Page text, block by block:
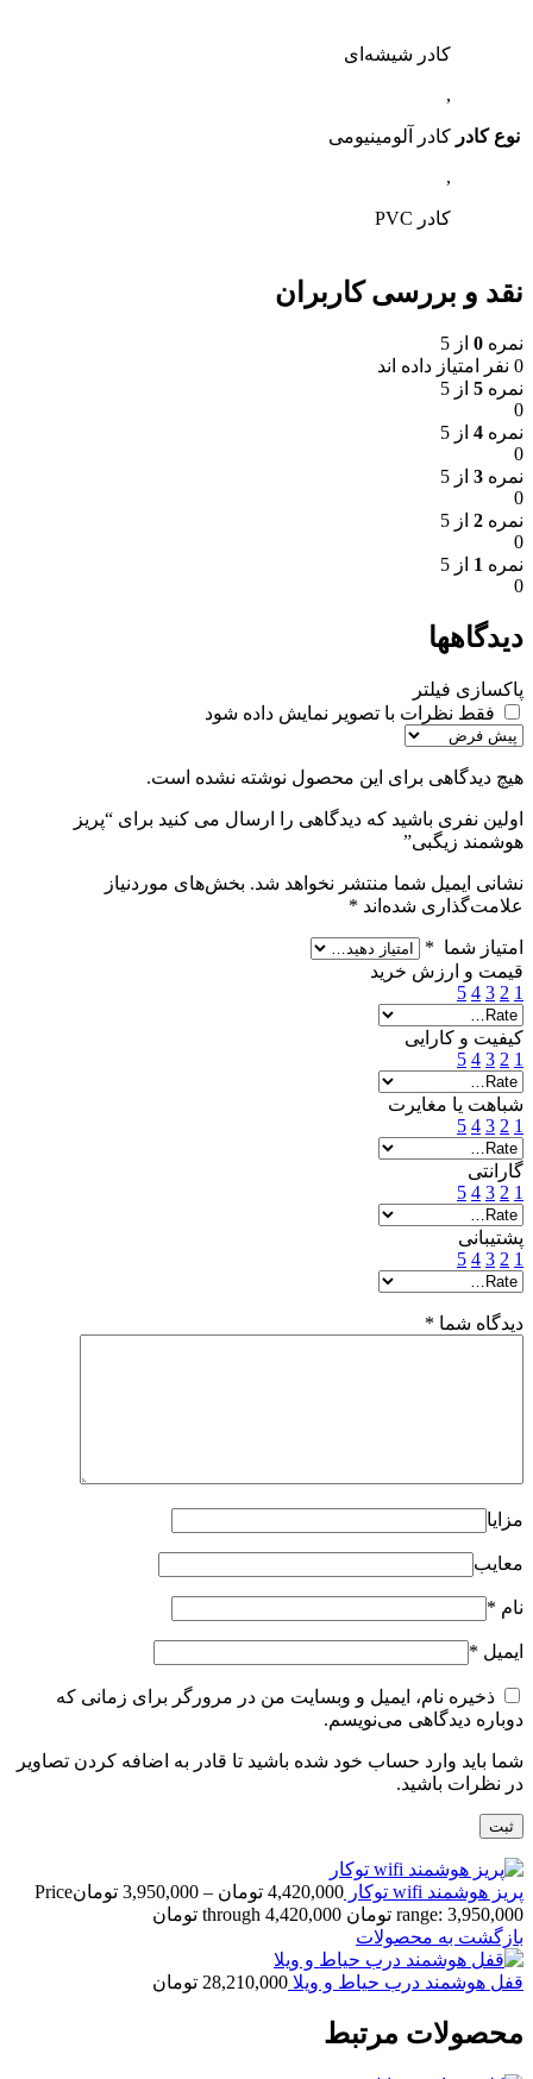
نوع کادر
کادر شیشه‌ای
,
کادر آلومینیومی
,
کادر PVC
نقد و بررسی کاربران
نمره 0 از 5
0 نفر امتیاز داده اند
نمره 5 از 5
0
نمره 4 از 5
0
نمره 3 از 5
0
نمره 2 از 5
0
نمره 1 از 5
0
دیدگاهها
پاکسازی فیلتر
فقط نظرات با تصویر نمایش داده شود
هیچ دیدگاهی برای این محصول نوشته نشده است.
اولین نفری باشید که دیدگاهی را ارسال می کنید برای “پریز
هوشمند زیگبی”
نشانی ایمیل شما منتشر نخواهد شد. بخش‌های موردنیاز
علامت‌گذاری شده‌اند *
امتیاز شما *
قیمت و ارزش خرید
1
2
3
4
5
کیفیت و کارایی
1
2
3
4
5
شباهت یا مغایرت
1
2
3
4
5
گارانتی
1
2
3
4
5
پشتیبانی
1
2
3
4
5
دیدگاه شما *
مزایا
معایب
نام *
ایمیل *
ذخیره نام، ایمیل و وبسایت من در مرورگر برای زمانی که
دوباره دیدگاهی می‌نویسم.
شما باید وارد حساب خود شده باشید تا قادر به اضافه کردن تصاویر
در نظرات باشید.
پریز هوشمند wifi توکار 4,420,000 تومان –
3,950,000 تومانPrice
range: 3,950,000 تومان through 4,420,000 تومان
بازگشت به محصولات
قفل هوشمند درب حیاط و ویلا 28,210,000 تومان
محصولات مرتبط